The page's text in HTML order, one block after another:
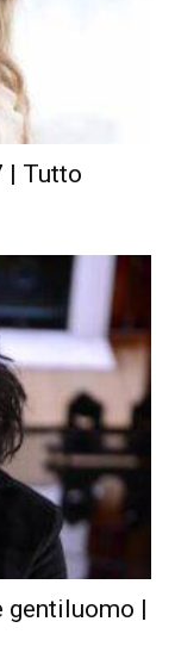
| Tutto
gentiluomo |